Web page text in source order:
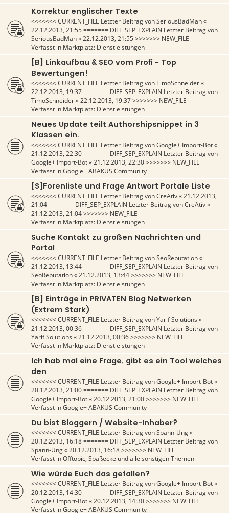
Korrektur englischer Texte
<<<<<<< CURRENT_FILE Letzter Beitrag vonSeriousBadMan«
22.12.2013, 21:55======= DIFF_SEP_EXPLAIN Letzter Beitrag von
SeriousBadMan«22.12.2013, 21:55>>>>>>> NEW_FILE
Verfasst in Marktplatz: Dienstleistungen
[B] Linkaufbau & SEO vom Profi - Top
Bewertungen!
<<<<<<< CURRENT_FILE Letzter Beitrag vonTimoSchneider«
22.12.2013, 19:37======= DIFF_SEP_EXPLAIN Letzter Beitrag von
TimoSchneider«22.12.2013, 19:37>>>>>>> NEW_FILE
Verfasst in Marktplatz: Dienstleistungen
Neues Update teilt Authorshipsnippet in 3
Klassen ein.
<<<<<<< CURRENT_FILE Letzter Beitrag vonGoogle+ Import-Bot«
21.12.2013, 22:30======= DIFF_SEP_EXPLAIN Letzter Beitrag von
Google+ Import-Bot«21.12.2013, 22:30>>>>>>> NEW_FILE
Verfasst inGoogle+ ABAKUS Community
[S]Forenliste und Frage Antwort Portale Liste
<<<<<<< CURRENT_FILE Letzter Beitrag vonCreAtiv«21.12.2013,
21:04======= DIFF_SEP_EXPLAIN Letzter Beitrag vonCreAtiv«
21.12.2013, 21:04>>>>>>> NEW_FILE
Verfasst in Marktplatz: Dienstleistungen
Suche Kontakt zu großen Nachrichten und
Portal
<<<<<<< CURRENT_FILE Letzter Beitrag vonSeoReputation«
21.12.2013, 13:44======= DIFF_SEP_EXPLAIN Letzter Beitrag von
SeoReputation«21.12.2013, 13:44>>>>>>> NEW_FILE
Verfasst in Marktplatz: Dienstleistungen
[B] Einträge in PRIVATEN Blog Netwerken
(Extrem Stark)
<<<<<<< CURRENT_FILE Letzter Beitrag vonYarif Solutions «
21.12.2013, 00:36======= DIFF_SEP_EXPLAIN Letzter Beitrag von
Yarif Solutions «21.12.2013, 00:36>>>>>>> NEW_FILE
Verfasst in Marktplatz: Dienstleistungen
Ich hab mal eine Frage, gibt es ein Tool welches
den
<<<<<<< CURRENT_FILE Letzter Beitrag vonGoogle+ Import-Bot«
20.12.2013, 21:00======= DIFF_SEP_EXPLAIN Letzter Beitrag von
Google+ Import-Bot«20.12.2013, 21:00>>>>>>> NEW_FILE
Verfasst inGoogle+ ABAKUS Community
Du bist Bloggern / Website-Inhaber?
<<<<<<< CURRENT_FILE Letzter Beitrag vonSpann-Ung«
20.12.2013, 16:18======= DIFF_SEP_EXPLAIN Letzter Beitrag von
Spann-Ung«20.12.2013, 16:18>>>>>>> NEW_FILE
Verfasst inOfftopic, Spaßecke und alle sonstigen Themen
Wie würde Euch das gefallen?
<<<<<<< CURRENT_FILE Letzter Beitrag vonGoogle+ Import-Bot«
20.12.2013, 14:30======= DIFF_SEP_EXPLAIN Letzter Beitrag von
Google+ Import-Bot«20.12.2013, 14:30>>>>>>> NEW_FILE
Verfasst inGoogle+ ABAKUS Community